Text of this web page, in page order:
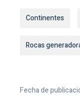
Continentes
Rocas
Fecha de